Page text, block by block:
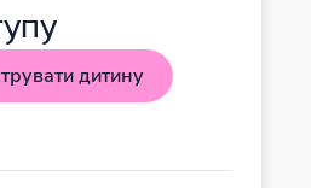
дитину